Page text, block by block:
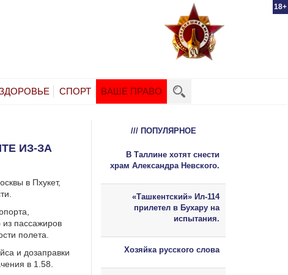
18+
СПОРТ ВАШЕ ПРАВО
ИЗ-ЗА
в Пхукет,
из пассажиров
полета.
и дозаправки
в 1.58.
/// ПОПУЛЯРНОЕ
В Таллине хотят снести
храм Александра Невского.
«Ташкентский» Ил-114
прилетел в Бухару на
испытания.
Хозяйка русского слова